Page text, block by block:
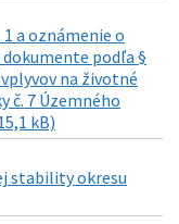
a oznámenie o
podľa §
na životné
č. 7 Územného
kB)
stability okresu